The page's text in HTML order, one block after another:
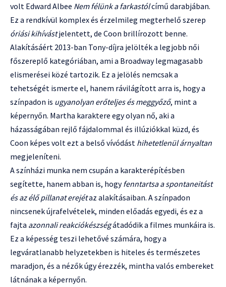
volt Edward Albee Nem félünk a farkastólcímű darabjában.
Ez a rendkívül komplex és érzelmileg megterhelő szerep
óriási kihívástjelentett, de Coon brillírozott benne.
Alakításáért 2013-ban Tony-díjra jelölték a legjobb női
főszereplő kategóriában, ami a Broadway legmagasabb
elismerései közé tartozik. Ez a jelölés nemcsak a
tehetségét ismerte el, hanem rávilágított arra is, hogy a
színpadon is ugyanolyan erőteljes és meggyőző, mint a
képernyőn. Martha karaktere egy olyan nő, aki a
házasságában rejlő fájdalommal és illúziókkal küzd, és
Coon képes volt ezt a belső vívódást hihetetlenül árnyaltan
megjeleníteni.
A színházi munka nem csupán a karakterépítésben
segítette, hanem abban is, hogyfenntartsa a spontaneitást
és az élő pillanat erejétaz alakításaiban. A színpadon
nincsenek újrafelvételek, minden előadás egyedi, és ez a
fajta azonnali reakciókészségátadódik a filmes munkáira is.
Ez a képesség teszi lehetővé számára, hogy a
legváratlanabb helyzetekben is hiteles és természetes
maradjon, és a nézők úgy érezzék, mintha valós embereket
látnának a képernyőn.